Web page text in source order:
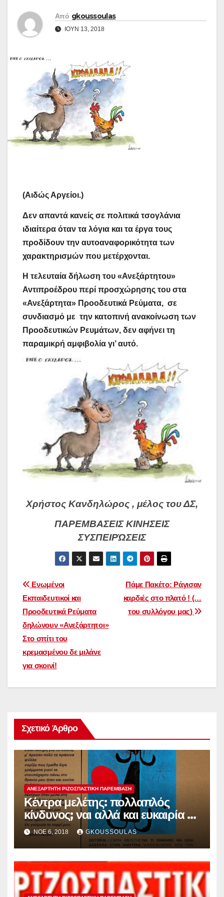
Από gkoussoulas
ΙΟΎΝ 13, 2018
(Αιδώς Αργείοι.)
Δεν απαντά κανείς σε πολιτικά τσογλάνια
ιδιαίτερα όταν τα λόγια και τα έργα τους
προδίδουν την αυτοαναφορικότητα των
χαρακτηρισμών που μετέρχονται.
Η τελευταία δήλωση του «Ανεξάρτητου»
Αντιπροέδρου περί προσχώρησης του στα
«Ανεξάρτητα» Προοδευτικά Ρεύματα, σε
συνδιασμό με την κατοπινή ανακοίνωση των
Προοδευτικών Ρευμάτων, δεν αφήνει τη
παραμικρή αμφιβολία γι’ αυτό.
Χρήστος Κανδηλώρος , μέλος του ΔΣ,
ΠΑΡΕΜΒΑΣΕΙΣ ΚΙΝΗΣΕΙΣ
ΣΥΣΠΕΙΡΏΣΕΙΣ
Πλοήγηση
άρθρων
Πάμε Πακέτο: Ράγισαν
καρδιές στο πλατό ! (…
του συλλόγου μας)
Ενωμένοι
Εκπαιδευτικοί και
Προοδευτικά Ρεύματα
δηλώνουν «Ανεξάρτητοι»
Στο σπίτι του
κρεμασμένου δε μιλάνε
για σκοινί!
Σχετικό Άρθρο
ΑΝΕΞΆΡΤΗΤΗ ΡΙΖΟΣΠΑΣΤΙΚΉ ΠΑΡΈΜΒΑΣΗ
Κέντρα μελέτης: πολλαπλός
κίνδυνος; ναι αλλά και ευκαιρία να
ξανασκεφτούμε και να πράξουμε
ανάλογα
ΝΟΈ 6, 2018 GKOUSSOULAS